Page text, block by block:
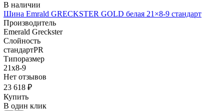
В наличии
Шина Emrald GRECKSTER GOLD белая 21×8-9 стандарт
Производитель
Emerald Greckster
Слойность
стандартPR
Типоразмер
21x8-9
Нет отзывов
23 618 ₽
Купить
В один клик